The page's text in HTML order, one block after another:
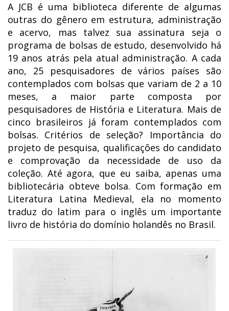
A JCB é uma biblioteca diferente de algumas
outras do gênero em estrutura, administração
e acervo, mas talvez sua assinatura seja o
programa de bolsas de estudo, desenvolvido há
19 anos atrás pela atual administração. A cada
ano, 25 pesquisadores de vários países são
contemplados com bolsas que variam de 2 a 10
meses, a maior parte composta por
pesquisadores de História e Literatura. Mais de
cinco brasileiros já foram contemplados com
bolsas. Critérios de seleção? Importância do
projeto de pesquisa, qualificações do candidato
e comprovação da necessidade de uso da
coleção. Até agora, que eu saiba, apenas uma
bibliotecária obteve bolsa. Com formação em
Literatura Latina Medieval, ela no momento
traduz do latim para o inglês um importante
livro de história do domínio holandês no Brasil.